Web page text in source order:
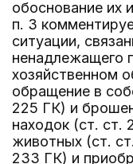
обоснование их
п. 3
ситуации,
ненадлежащего
хозяйственном
обращение в
225 ГК) и
находок (ст. ст.
животных (ст.
233 ГК) и